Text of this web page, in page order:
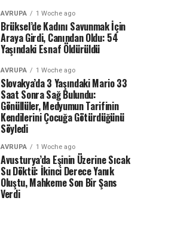
AVRUPA 1 Woche ago
Brüksel’de Kadını Savunmak İçin
Araya Girdi, Canından Oldu: 54
Yaşındaki Esnaf Öldürüldü
AVRUPA 1 Woche ago
Slovakya’da 3 Yaşındaki Mario 33
Saat Sonra Sağ Bulundu:
Gönüllüler, Medyumun Tarifinin
Kendilerini Çocuğa Götürdüğünü
Söyledi
AVRUPA 1 Woche ago
Avusturya’da Eşinin Üzerine Sıcak
Su Döktü: İkinci Derece Yanık
Oluştu, Mahkeme Son Bir Şans
Verdi